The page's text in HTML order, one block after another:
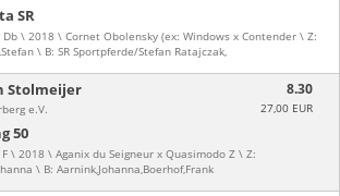
SR
\ 2018 \ Cornet Obolensky (ex: Windows x Contender \ Z:
\ B: SR Sportpferde/Stefan Ratajczak,
50
F \ 2018 \ Aganix du Seigneur x Quasimodo Z \ Z:
\ B: Aarnink,Johanna,Boerhof,Frank
Stolmeijer
e.V.
8.30
27,00 EUR